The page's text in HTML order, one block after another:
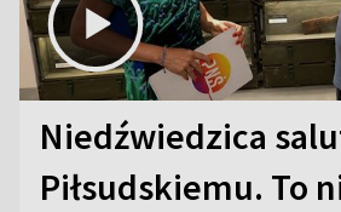
Niedźwiedzica
Piłsudskiemu. To